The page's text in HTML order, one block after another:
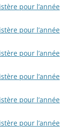
pour l’année
pour l’année
pour l’année
pour l’année
pour l’année
pour l’année